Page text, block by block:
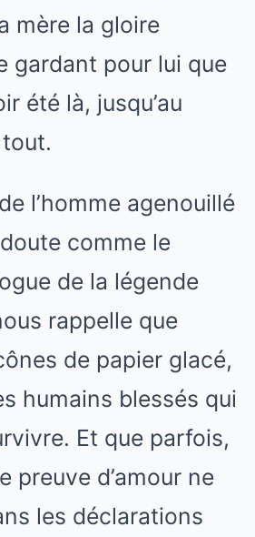
mère la gloire
gardant pour lui que
été là, jusqu’au
l’homme agenouillé
comme le
de la légende
rappelle que
de papier glacé,
humains blessés qui
Et que parfois,
preuve d’amour ne
les déclarations